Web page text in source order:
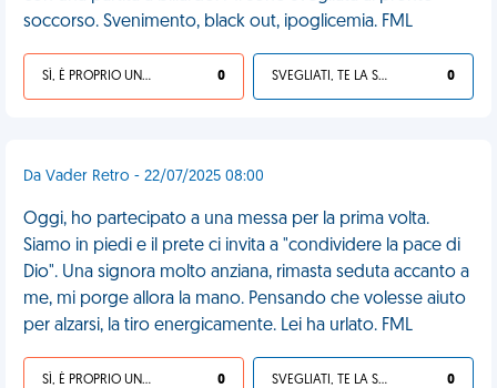
soccorso. Svenimento, black out, ipoglicemia. FML
SÌ, È PROPRIO UNA VDM! 0 SVEGLIATI, TE LA SEI CERCATA! 0
Da Vader Retro - 22/07/2025 08:00
Oggi, ho partecipato a una messa per la prima volta.
Siamo in piedi e il prete ci invita a "condividere la pace di
Dio". Una signora molto anziana, rimasta seduta accanto a
me, mi porge allora la mano. Pensando che volesse aiuto
per alzarsi, la tiro energicamente. Lei ha urlato. FML
SÌ, È PROPRIO UNA VDM! 0 SVEGLIATI, TE LA SEI CERCATA! 0